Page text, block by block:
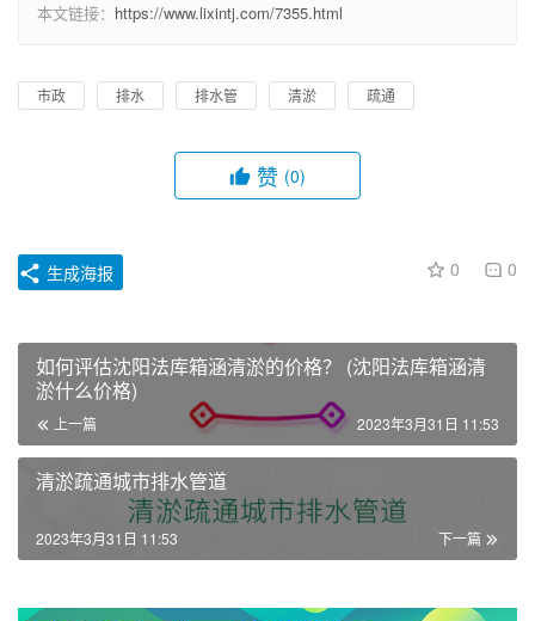
本文链接： https://www.lixintj.com/7355.html
市政 排水 排水管 清淤 疏通
赞 (0)
0 0
生成海报
如何评估沈阳法库箱涵清淤的价格？ (沈阳法库箱涵清
淤什么价格)
上一篇 2023年3月31日 11:53
清淤疏通城市排水管道
下一篇
2023年3月31日 11:53